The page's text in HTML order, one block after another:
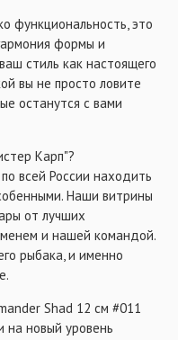
функциональность, это
формы и
стиль как настоящего
вы не просто ловите
останутся с вами
Карп"?
всей России находить
Наши витрины
от лучших
и нашей командой.
рыбака, и именно
Shad 12 см #011
новый уровень